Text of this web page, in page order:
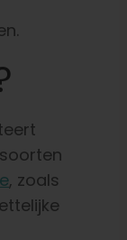
, zoals